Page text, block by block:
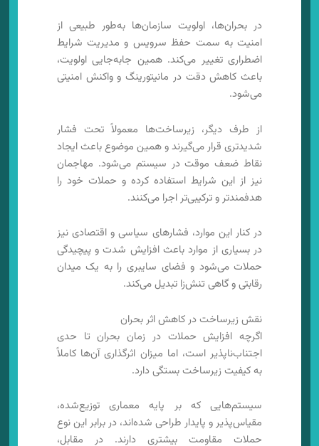
در بحران‌ها، اولویت سازمان‌ها به‌طور طبیعی از
امنیت به سمت حفظ سرویس و مدیریت شرایط
اضطراری تغییر می‌کند. همین جابه‌جایی اولویت،
باعث کاهش دقت در مانیتورینگ و واکنش امنیتی
می‌شود.
از طرف دیگر، زیرساخت‌ها معمولاً تحت فشار
شدیدتری قرار می‌گیرند و همین موضوع باعث ایجاد
نقاط ضعف موقت در سیستم می‌شود. مهاجمان
نیز از این شرایط استفاده کرده و حملات خود را
هدفمندتر و ترکیبی‌تر اجرا می‌کنند.
در کنار این موارد، فشارهای سیاسی و اقتصادی نیز
در بسیاری از موارد باعث افزایش شدت و پیچیدگی
حملات می‌شود و فضای سایبری را به یک میدان
رقابتی و گاهی تنش‌زا تبدیل می‌کند.
نقش زیرساخت در کاهش اثر بحران
اگرچه افزایش حملات در زمان بحران تا حدی
اجتناب‌ناپذیر است، اما میزان اثرگذاری آن‌ها کاملاً
به کیفیت زیرساخت بستگی دارد.
سیستم‌هایی که بر پایه معماری توزیع‌شده،
مقیاس‌پذیر و پایدار طراحی شده‌اند، در برابر این نوع
حملات مقاومت بیشتری دارند. در مقابل،